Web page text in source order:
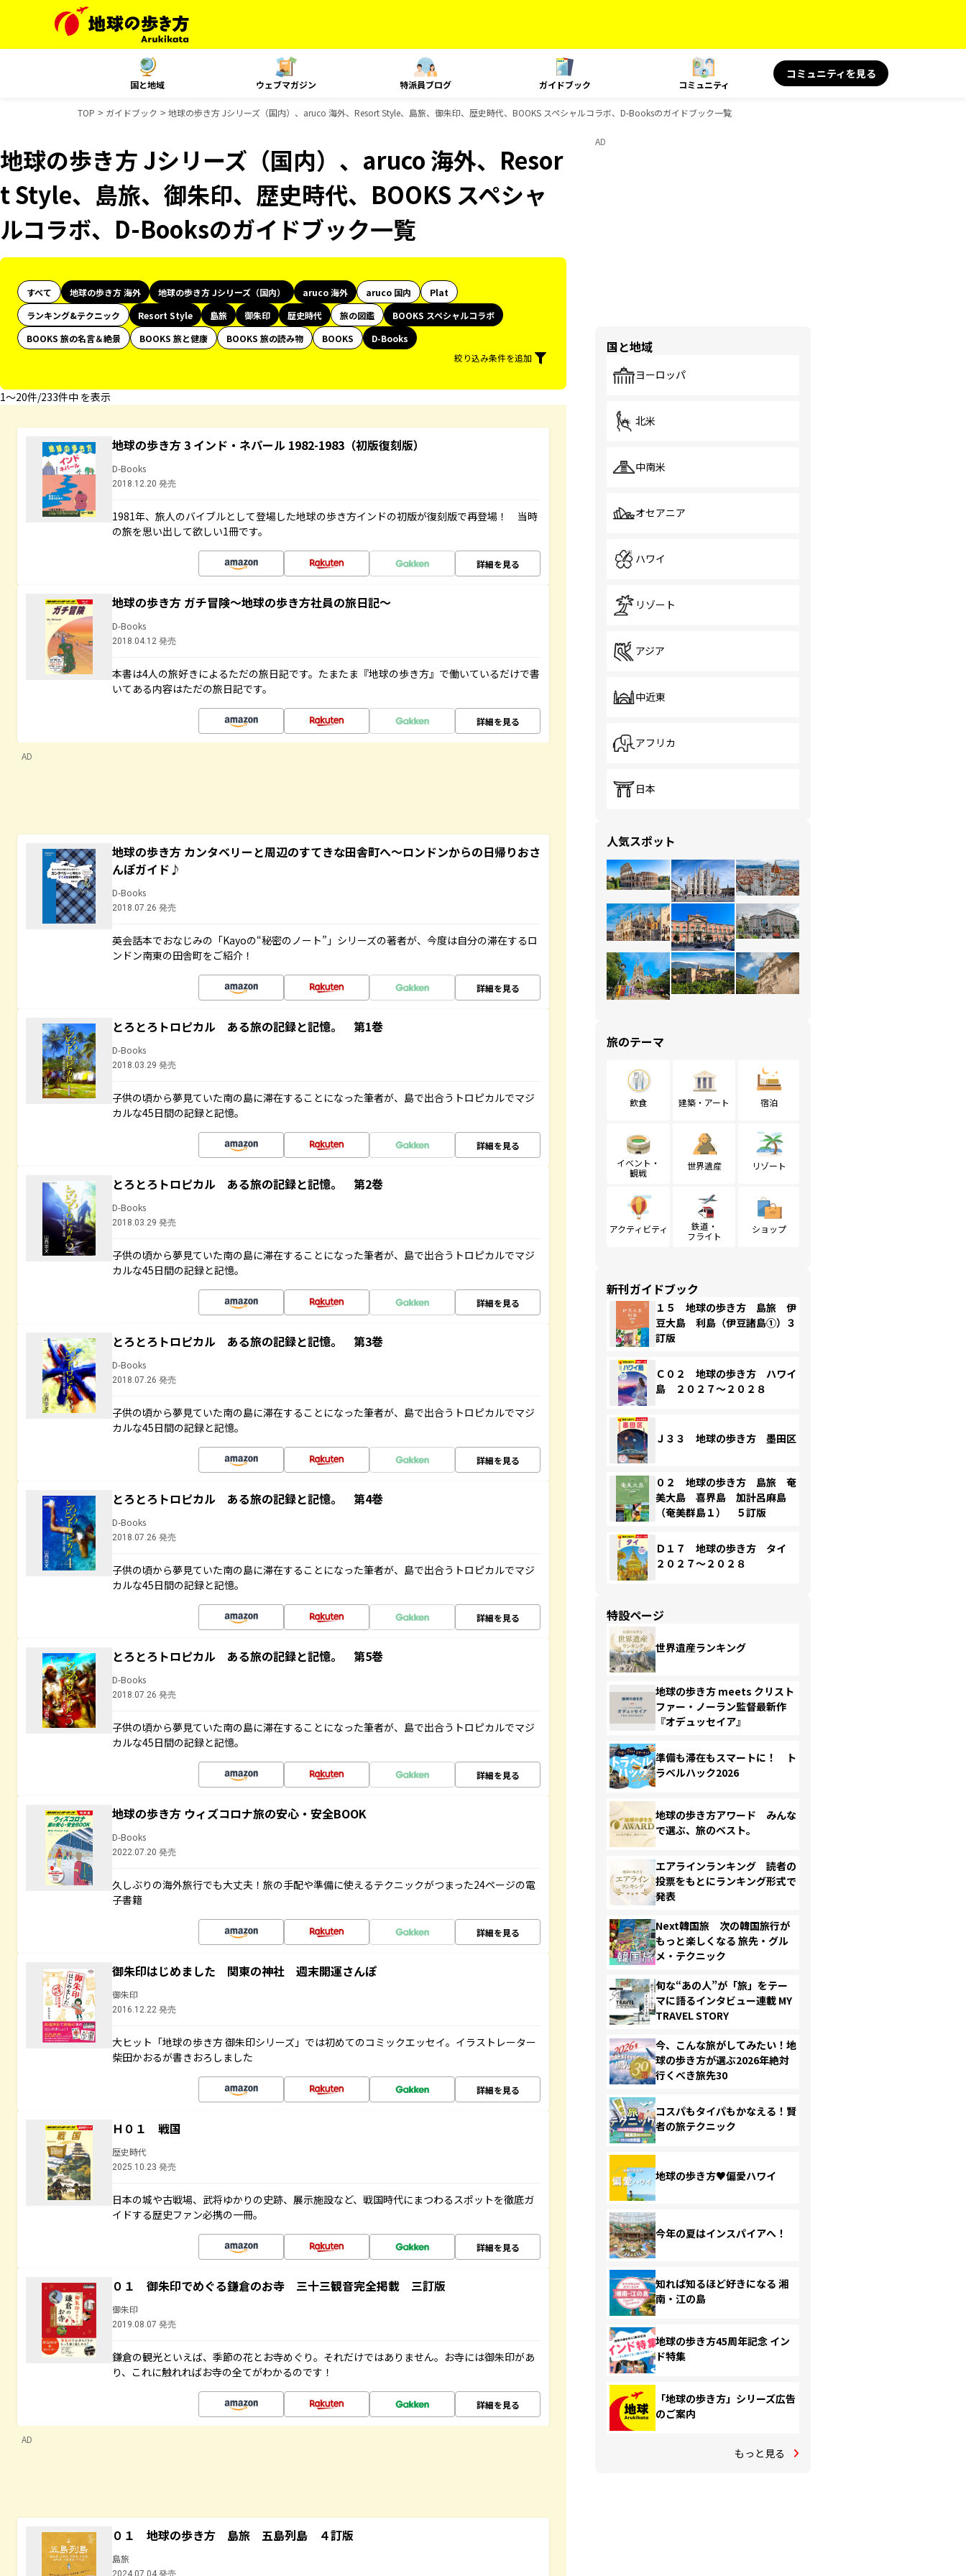
国と地域 ウェブマガジン 特派員ブログ ガイドブック コミュニティ
コミュニティを見る
TOP ガイドブック 地球の歩き方 Jシリーズ（国内）、aruco 海外、Resort Style、島旅、御朱印、歴史時代、BOOKS スペシャルコラボ、D-Booksのガイドブック一覧
地球の歩き方 Jシリーズ（国内）、aruco 海外、Resor
t Style、島旅、御朱印、歴史時代、BOOKS スペシャ
ルコラボ、D-Booksのガイドブック一覧
すべて 地球の歩き方 海外 地球の歩き方 Jシリーズ（国内） aruco 海外 aruco 国内
Plat
ランキング&テクニック
Resort Style 島旅 御朱印 歴史時代 旅の図鑑
BOOKS スペシャルコラボ
BOOKS 旅の名言＆絶景
BOOKS 旅と健康 BOOKS 旅の読み物 BOOKS
D-Books
絞り込み条件を追加
1〜20件/233件中 を表示
地球の歩き方 3 インド・ネパール 1982-1983（初版復刻版）
D-Books
2018.12.20 発売
1981年、旅人のバイブルとして登場した地球の歩き方インドの初版が復刻版で再登場！ 当時
の旅を思い出して欲しい1冊です。
詳細を見る
地球の歩き方 ガチ冒険～地球の歩き方社員の旅日記～
D-Books
2018.04.12 発売
本書は4人の旅好きによるただの旅日記です。たまたま『地球の歩き方』で働いているだけで書
いてある内容はただの旅日記です。
詳細を見る
AD
地球の歩き方 カンタベリーと周辺のすてきな田舎町へ～ロンドンからの日帰りおさ
んぽガイド♪
D-Books
2018.07.26 発売
英会話本でおなじみの「Kayoの“秘密のノート”」シリーズの著者が、今度は自分の滞在するロ
ンドン南東の田舎町をご紹介！
詳細を見る
とろとろトロピカル ある旅の記録と記憶。 第1巻
D-Books
2018.03.29 発売
子供の頃から夢見ていた南の島に滞在することになった筆者が、島で出合うトロピカルでマジ
カルな45日間の記録と記憶。
詳細を見る
とろとろトロピカル ある旅の記録と記憶。 第2巻
D-Books
2018.03.29 発売
子供の頃から夢見ていた南の島に滞在することになった筆者が、島で出合うトロピカルでマジ
カルな45日間の記録と記憶。
詳細を見る
とろとろトロピカル ある旅の記録と記憶。 第3巻
D-Books
2018.07.26 発売
子供の頃から夢見ていた南の島に滞在することになった筆者が、島で出合うトロピカルでマジ
カルな45日間の記録と記憶。
詳細を見る
とろとろトロピカル ある旅の記録と記憶。 第4巻
D-Books
2018.07.26 発売
子供の頃から夢見ていた南の島に滞在することになった筆者が、島で出合うトロピカルでマジ
カルな45日間の記録と記憶。
詳細を見る
とろとろトロピカル ある旅の記録と記憶。 第5巻
D-Books
2018.07.26 発売
子供の頃から夢見ていた南の島に滞在することになった筆者が、島で出合うトロピカルでマジ
カルな45日間の記録と記憶。
詳細を見る
地球の歩き方 ウィズコロナ旅の安心・安全BOOK
D-Books
2022.07.20 発売
久しぶりの海外旅行でも大丈夫！旅の手配や準備に使えるテクニックがつまった24ページの電
子書籍
詳細を見る
御朱印はじめました 関東の神社 週末開運さんぽ
御朱印
2016.12.22 発売
大ヒット「地球の歩き方 御朱印シリーズ」では初めてのコミックエッセイ。イラストレーター
柴田かおるが書きおろしました
詳細を見る
Ｈ０１ 戦国
歴史時代
2025.10.23 発売
日本の城や古戦場、武将ゆかりの史跡、展示施設など、戦国時代にまつわるスポットを徹底ガ
イドする歴史ファン必携の一冊。
詳細を見る
０１ 御朱印でめぐる鎌倉のお寺 三十三観音完全掲載 三訂版
御朱印
2019.08.07 発売
鎌倉の観光といえば、季節の花とお寺めぐり。それだけではありません。お寺には御朱印があ
り、これに触れればお寺の全てがわかるのです！
詳細を見る
AD
０１ 地球の歩き方 島旅 五島列島 ４訂版
島旅
2024.07.04 発売
AD
国と地域
ヨーロッパ
北米
中南米
オセアニア
ハワイ
リゾート
アジア
中近東
アフリカ
日本
人気スポット
旅のテーマ
飲食 建築・アート 宿泊
イベント・
観戦
世界遺産 リゾート
アクティビティ
鉄道・
フライト
ショップ
新刊ガイドブック
１５ 地球の歩き方 島旅 伊
豆大島 利島（伊豆諸島①）３
訂版
Ｃ０２ 地球の歩き方 ハワイ
島 ２０２７～２０２８
Ｊ３３ 地球の歩き方 墨田区
０２ 地球の歩き方 島旅 奄
美大島 喜界島 加計呂麻島
（奄美群島１） ５訂版
Ｄ１７ 地球の歩き方 タイ
２０２７～２０２８
特設ページ
世界遺産ランキング
地球の歩き方 meets クリスト
ファー・ノーラン監督最新作
『オデュッセイア』
準備も滞在もスマートに！ ト
ラベルハック2026
地球の歩き方アワード みんな
で選ぶ、旅のベスト。
エアラインランキング 読者の
投票をもとにランキング形式で
発表
Next韓国旅 次の韓国旅行が
もっと楽しくなる 旅先・グル
メ・テクニック
旬な“あの人”が「旅」をテー
マに語るインタビュー連載 MY
TRAVEL STORY
今、こんな旅がしてみたい！地
球の歩き方が選ぶ2026年絶対
行くべき旅先30
コスパもタイパもかなえる！賢
者の旅テクニック
地球の歩き方♥偏愛ハワイ
今年の夏はインスパイアへ！
知れば知るほど好きになる 湘
南・江の島
地球の歩き方45周年記念 イン
ド特集
「地球の歩き方」シリーズ広告
のご案内
もっと見る